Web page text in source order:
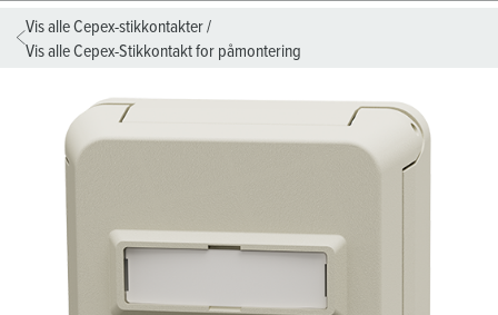
Vis alle Cepex-stikkontakter/
Vis alle Cepex-Stikkontakt for påmontering